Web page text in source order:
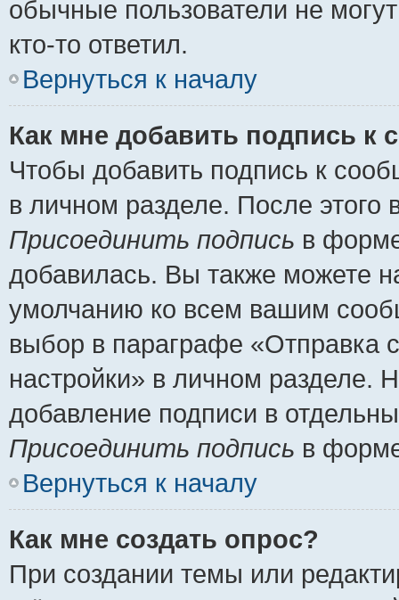
обычные пользователи не
кто-то ответил.
Вернуться к началу
Как мне добавить подпись к
Чтобы добавить подпись к
в личном разделе. После
Присоединить подпись в
добавилась. Вы также можете
умолчанию ко всем вашим
выбор в параграфе «Отправка
настройки» в личном разделе.
добавление подписи в
Присоединить подпись в
Вернуться к началу
Как мне создать опрос?
При создании темы или